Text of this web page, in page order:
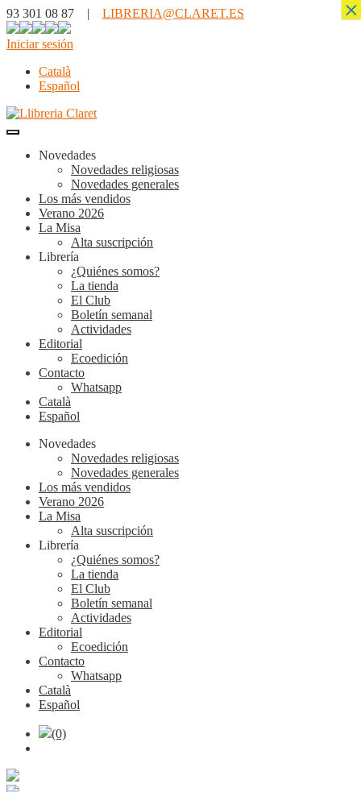
93 301 08 87 | LIBRERIA@CLARET.ES
Iniciar sesión
Català
Español
Novedades
Novedades religiosas
Novedades generales
Los más vendidos
Verano 2026
La Misa
Alta suscripción
Librería
¿Quiénes somos?
La tienda
El Club
Boletín semanal
Actividades
Editorial
Ecoedición
Contacto
Whatsapp
Català
Español
Novedades
Novedades religiosas
Novedades generales
Los más vendidos
Verano 2026
La Misa
Alta suscripción
Librería
¿Quiénes somos?
La tienda
El Club
Boletín semanal
Actividades
Editorial
Ecoedición
Contacto
Whatsapp
Català
Español
(0)
×